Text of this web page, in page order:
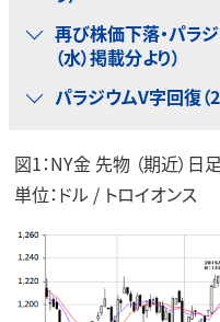
再び株価下落・パラ
（水）掲載分より）
パラジウムV字回復（
図1：NY金 先物 （期近）日
単位：ドル / トロイオンス